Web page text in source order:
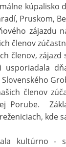
kúpalisko
Pruskom,
zájazdu
členov
členov,
usporiadala
členov
Porube.
kde
kultúrno -